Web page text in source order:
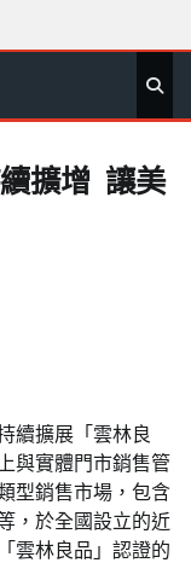
政 地 專
擴增 讓美
續擴展「雲林良
與實體門市銷售管
型銷售市場，包含
，於全國設立的近
雲林良品」認證的